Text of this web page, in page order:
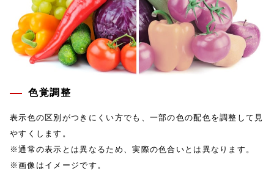
色覚調整
表示色の区別がつきにくい方でも、一部の色の配色を調整して見
やすくします。
※通常の表示とは異なるため、実際の色合いとは異なります。
※画像はイメージです。